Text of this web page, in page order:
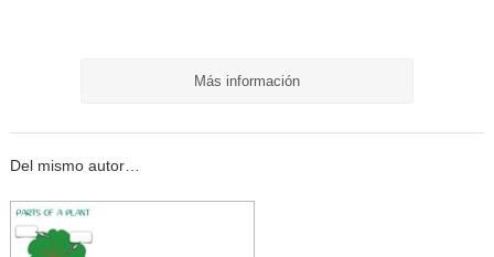
Más información
Del mismo autor…